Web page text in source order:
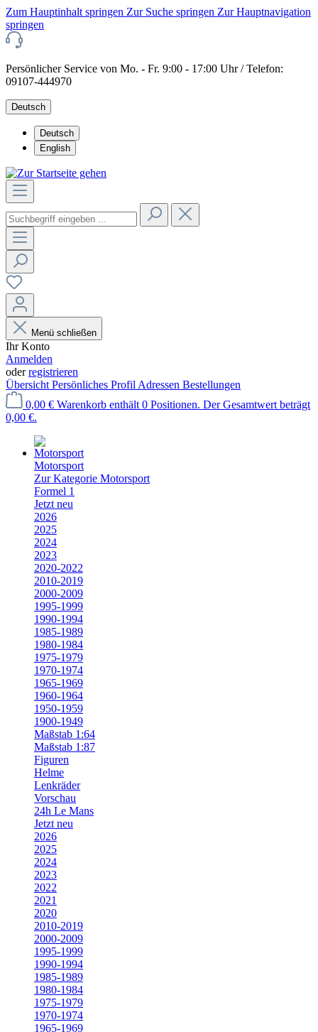
Zum Hauptinhalt springen Zur Suche springen Zur Hauptnavigation
springen
Persönlicher Service von Mo. - Fr. 9:00 - 17:00 Uhr / Telefon:
09107-444970
Deutsch
Deutsch
English
Menü schließen
Ihr Konto
Anmelden
oderregistrieren
Übersicht Persönliches Profil Adressen Bestellungen
0,00 € Warenkorb enthält 0 Positionen. Der Gesamtwert beträgt
0,00 €.
Motorsport
Zur Kategorie Motorsport
Formel 1
Jetzt neu
2026
2025
2024
2023
2020-2022
2010-2019
2000-2009
1995-1999
1990-1994
1985-1989
1980-1984
1975-1979
1970-1974
1965-1969
1960-1964
1950-1959
1900-1949
Maßstab 1:64
Maßstab 1:87
Figuren
Helme
Lenkräder
Vorschau
24h Le Mans
Jetzt neu
2026
2025
2024
2023
2022
2021
2020
2010-2019
2000-2009
1995-1999
1990-1994
1985-1989
1980-1984
1975-1979
1970-1974
1965-1969